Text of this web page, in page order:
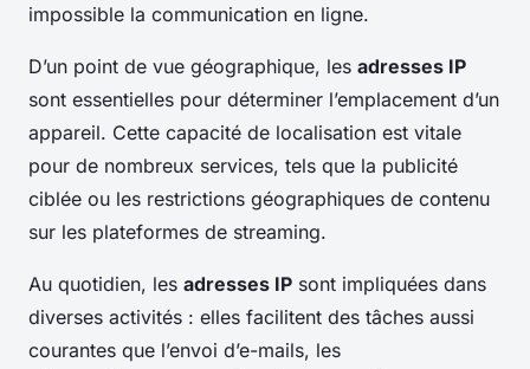
impossible la communication en ligne.
D’un point de vue géographique, les adresses IP
sont essentielles pour déterminer l’emplacement d’un
appareil. Cette capacité de localisation est vitale
pour de nombreux services, tels que la publicité
ciblée ou les restrictions géographiques de contenu
sur les plateformes de streaming.
Au quotidien, les adresses IP sont impliquées dans
diverses activités : elles facilitent des tâches aussi
courantes que l’envoi d’e-mails, les